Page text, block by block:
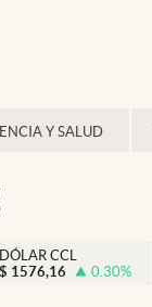
Y SALUD
DÓLAR CCL
$ 1576,16 0.30%